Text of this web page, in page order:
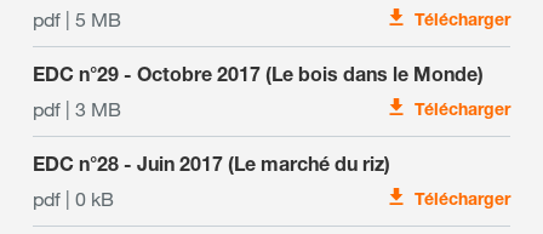
pdf | 5 MB
Télécharger
EDC n°29 - Octobre 2017 (Le bois dans le Monde)
pdf | 3 MB
Télécharger
EDC n°28 - Juin 2017 (Le marché du riz)
pdf | 0 kB
Télécharger